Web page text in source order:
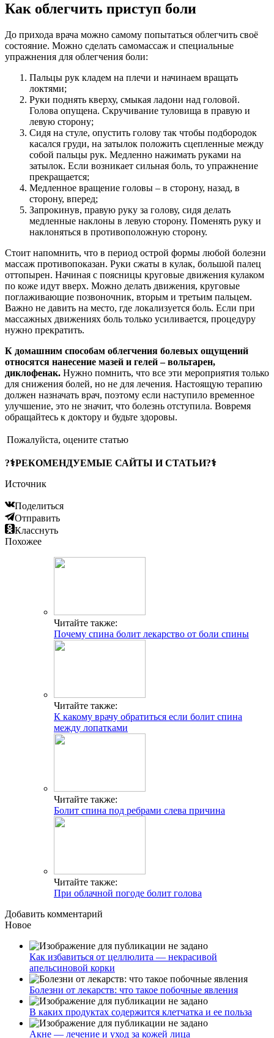
Как облегчить приступ боли
До прихода врача можно самому попытаться облегчить своё
состояние. Можно сделать самомассаж и специальные
упражнения для облегчения боли:
Пальцы рук кладем на плечи и начинаем вращать
локтями;
Руки поднять кверху, смыкая ладони над головой.
Голова опущена. Скручивание туловища в правую и
левую сторону;
Сидя на стуле, опустить голову так чтобы подбородок
касался груди, на затылок положить сцепленные между
собой пальцы рук. Медленно нажимать руками на
затылок. Если возникает сильная боль, то упражнение
прекращается;
Медленное вращение головы – в сторону, назад, в
сторону, вперед;
Запрокинув, правую руку за голову, сидя делать
медленные наклоны в левую сторону. Поменять руку и
наклоняться в противоположную сторону.
Стоит напомнить, что в период острой формы любой болезни
массаж противопоказан. Руки сжаты в кулак, большой палец
оттопырен. Начиная с поясницы круговые движения кулаком
по коже идут вверх. Можно делать движения, круговые
поглаживающие позвоночник, вторым и третьим пальцем.
Важно не давить на место, где локализуется боль. Если при
массажных движениях боль только усиливается, процедуру
нужно прекратить.
К домашним способам облегчения болевых ощущений
относятся нанесение мазей и гелей – вольтарен,
диклофенак. Нужно помнить, что все эти мероприятия только
для снижения болей, но не для лечения. Настоящую терапию
должен назначать врач, поэтому если наступило временное
улучшение, это не значит, что болезнь отступила. Вовремя
обращайтесь к доктору и будьте здоровы.
Пожалуйста, оцените статью
?‍⚕️РЕКОМЕНДУЕМЫЕ САЙТЫ И СТАТЬИ?‍⚕️
Источник
Поделиться
Отправить
Класснуть
Похожее
Читайте также:
Почему спина болит лекарство от боли спины
Читайте также:
К какому врачу обратиться если болит спина
между лопатками
Читайте также:
Болит спина под ребрами слева причина
Читайте также:
При облачной погоде болит голова
Добавить комментарий
Новое
Как избавиться от целлюлита — некрасивой
апельсиновой корки
Болезни от лекарств: что такое побочные явления
В каких продуктах содержится клетчатка и ее польза
Акне — лечение и уход за кожей лица